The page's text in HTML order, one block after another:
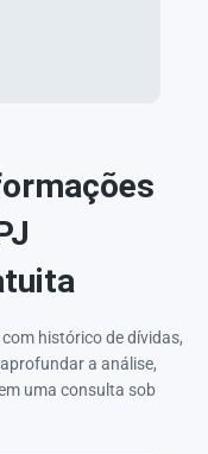
histórico de dívidas,
a análise,
uma consulta sob